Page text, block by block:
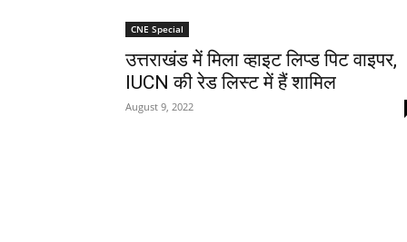
CNE Special
उत्तराखंड में मिला व्हाइट लिप्ड पिट वाइपर,
IUCN की रेड लिस्ट में हैं शामिल
August 9, 2022